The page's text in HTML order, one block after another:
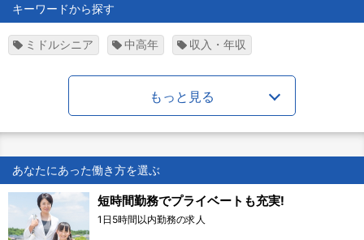
キーワードから探す
ミドルシニア 中高年 収入・年収
もっと見る
あなたにあった働き方を選ぶ
短時間勤務でプライベートも充実!
1日5時間以内勤務の求人